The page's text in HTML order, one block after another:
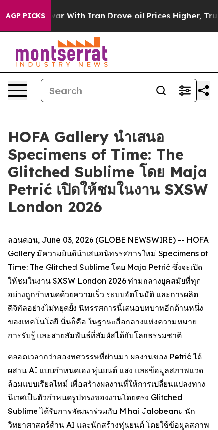
AGP PICKS
As war With Iran Drove oil Prices Higher,
HOFA Gallery นำเสนอ
Specimens of Time: The
Glitched Sublime โดย Maja
Petrić เปิดให้ชมในงาน SXSW
London 2026
ลอนดอน, June 03, 2026 (GLOBE NEWSWIRE) -- HOFA
Gallery มีความยินดีนำเสนอนิทรรศการใหม่ Specimens of
Time: The Glitched Sublime โดย Maja Petrić ซึ่งจะเปิด
ให้ชมในงาน SXSW London 2026 ท่ามกลางยุคสมัยที่ทุก
อย่างถูกกำหนดด้วยความเร็ว ระบบอัตโนมัติ และการผลิต
ดิจิทัลอย่างไม่หยุดยั้ง นิทรรศการนี้เสนอบทบาทอีกด้านหนึ่ง
ของเทคโนโลยี นั่นก็คือ ในฐานะสื่อกลางแห่งความหมาย
การรับรู้ และสายสัมพันธ์ที่สัมผัสได้กับโลกธรรมชาติ
ตลอดเวลากว่าสองทศวรรษที่ผ่านมา ผลงานของ Petrić ได้
ผสาน AI แบบกำหนดเอง หุ่นยนต์ แสง และข้อมูลสภาพแวด
ล้อมแบบเรียลไทม์ เพื่อสร้างผลงานที่ให้การเปลี่ยนแปลงทาง
นิเวศเป็นตัวกำหนดรูปทรงของงานโดยตรง Glitched
Sublime ได้รับการพัฒนาร่วมกับ Mihai Jalobeanu นัก
วิทยาศาสตร์ด้าน AI และนักสร้างหุ่นยนต์ โดยใช้ข้อมูลสภาพ